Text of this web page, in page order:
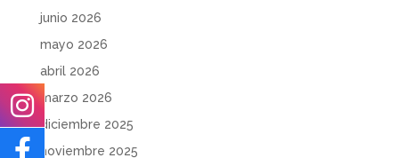
junio 2026
mayo 2026
abril 2026
marzo 2026
diciembre 2025
noviembre 2025